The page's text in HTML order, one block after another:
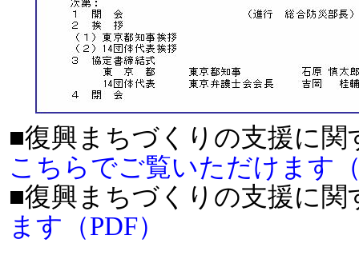
■復興まちづくりの支援に
こちらでご覧いただけます
■復興まちづくりの支援に
ます（PDF）